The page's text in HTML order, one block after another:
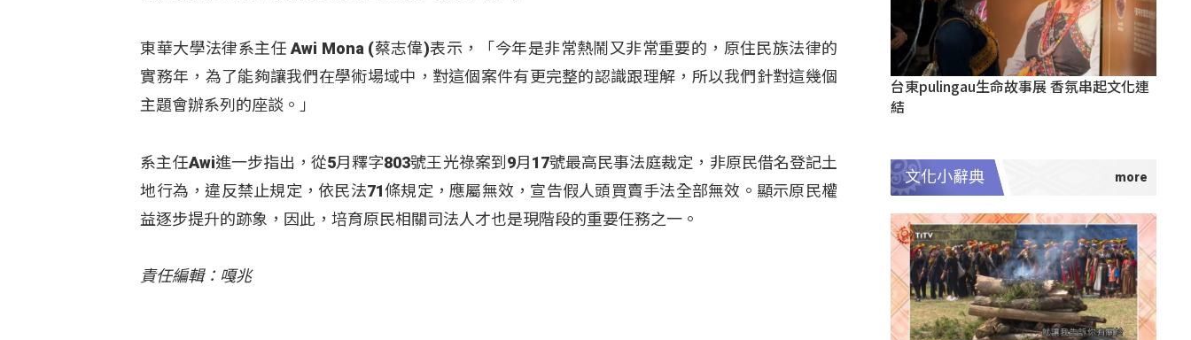
東華大學法律系主任 Awi Mona (蔡志偉)表示，「今年是非常熱鬧又非常重要的，原住民族法律的
實務年，為了能夠讓我們在學術場域中，對這個案件有更完整的認識跟理解，所以我們針對這幾個
主題會辦系列的座談。」
系主任Awi進一步指出，從5月釋字803號王光祿案到9月17號最高民事法庭裁定，非原民借名登記土
地行為，違反禁止規定，依民法71條規定，應屬無效，宣告假人頭買賣手法全部無效。顯示原民權
益逐步提升的跡象，因此，培育原民相關司法人才也是現階段的重要任務之一。
責任編輯：嘎兆
台東pulingau生命故事展 香氛串起文化連
結
文化小辭典